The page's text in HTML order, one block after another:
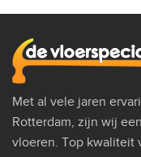
Met al vele jaren
Rotterdam, zijn wij
vloeren. Top kwaliteit